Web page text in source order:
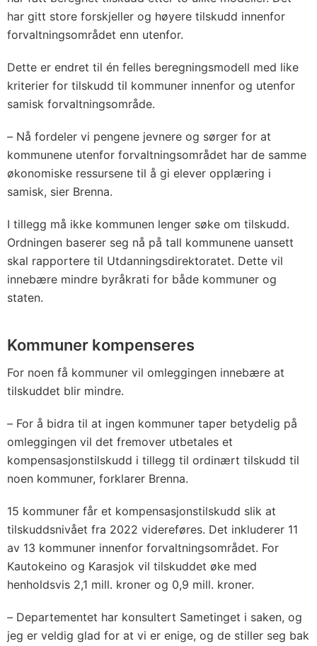
har gitt store forskjeller og høyere tilskudd innenfor
forvaltningsområdet enn utenfor.
Dette er endret til én felles beregningsmodell med like
kriterier for tilskudd til kommuner innenfor og utenfor
samisk forvaltningsområde.
– Nå fordeler vi pengene jevnere og sørger for at
kommunene utenfor forvaltningsområdet har de samme
økonomiske ressursene til å gi elever opplæring i
samisk, sier Brenna.
I tillegg må ikke kommunen lenger søke om tilskudd.
Ordningen baserer seg nå på tall kommunene uansett
skal rapportere til Utdanningsdirektoratet. Dette vil
innebære mindre byråkrati for både kommuner og
staten.
Kommuner kompenseres
For noen få kommuner vil omleggingen innebære at
tilskuddet blir mindre.
– For å bidra til at ingen kommuner taper betydelig på
omleggingen vil det fremover utbetales et
kompensasjonstilskudd i tillegg til ordinært tilskudd til
noen kommuner, forklarer Brenna.
15 kommuner får et kompensasjonstilskudd slik at
tilskuddsnivået fra 2022 videreføres. Det inkluderer 11
av 13 kommuner innenfor forvaltningsområdet. For
Kautokeino og Karasjok vil tilskuddet øke med
henholdsvis 2,1 mill. kroner og 0,9 mill. kroner.
– Departementet har konsultert Sametinget i saken, og
jeg er veldig glad for at vi er enige, og de stiller seg bak